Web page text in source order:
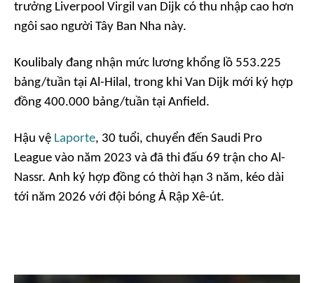
trưởng Liverpool Virgil van Dijk có thu nhập cao hơn
ngôi sao người Tây Ban Nha này.
Koulibaly đang nhận mức lương khổng lồ 553.225
bảng/tuần tại Al-Hilal, trong khi Van Dijk mới ký hợp
đồng 400.000 bảng/tuần tại Anfield.
Hậu vệ Laporte, 30 tuổi, chuyển đến Saudi Pro
League vào năm 2023 và đã thi đấu 69 trận cho Al-
Nassr. Anh ký hợp đồng có thời hạn 3 năm, kéo dài
tới năm 2026 với đội bóng Ả Rập Xê-út.